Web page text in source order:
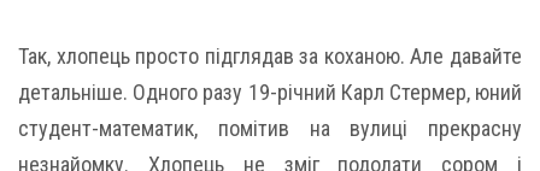
Так, хлопець просто підглядав за коханою. Але давайте
детальніше. Одного разу 19-річний Карл Стермер, юний
студент-математик, помітив на вулиці прекрасну
незнайомку. Хлопець не зміг подолати сором і